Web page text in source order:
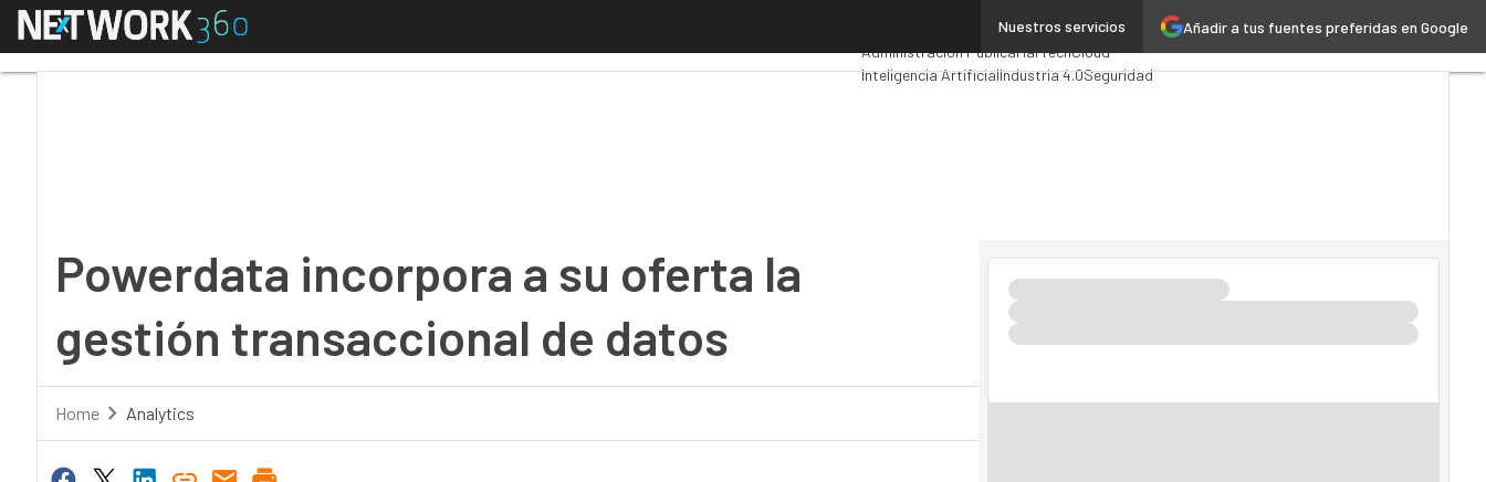
Añadir a tus fuentes preferidas en Google
Nuestros servicios
Menú
Analytics
Administración PúblicaMarTechCloud
Inteligencia ArtificialIndustria 4.0Seguridad
Powerdata incorpora a su oferta la
gestión transaccional de datos
Home Analytics